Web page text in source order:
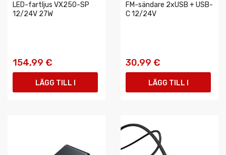
LED-fartljus VX250-SP
12/24V 27W
154,99 €
LÄGG TILL I
FM-sändare 2xUSB + USB-
C 12/24V
30,99 €
LÄGG TILL I